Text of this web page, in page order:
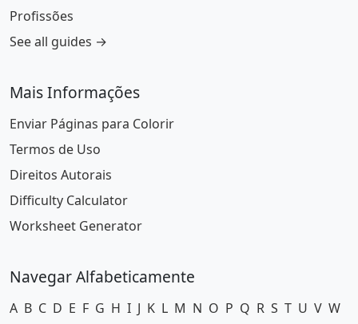
Profissões
See all guides →
Mais Informações
Enviar Páginas para Colorir
Termos de Uso
Direitos Autorais
Difficulty Calculator
Worksheet Generator
Navegar Alfabeticamente
A B C D E F G H I J K L M N O P Q R S T U V W